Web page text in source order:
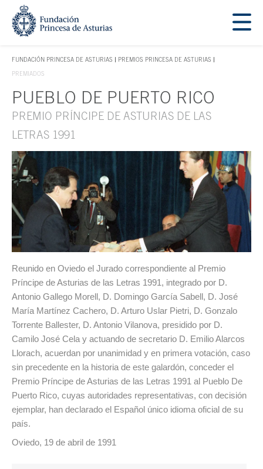
Saltar navegación. Ir directamente al contenido principal
FUNDACIÓN PRINCESA DE ASTURIAS
TECLA DE ACCESO 1
PREMIOS PRINCESA DE ASTURIAS
PREMIADOS
Contenido principal
PUEBLO DE PUERTO RICO
PREMIO PRÍNCIPE DE ASTURIAS DE LAS
LETRAS 1991
Reunido en Oviedo el Jurado correspondiente al Premio
Príncipe de Asturias de las Letras 1991, integrado por D.
Antonio Gallego Morell, D. Domingo García Sabell, D. José
María Martínez Cachero, D. Arturo Uslar Pietri, D. Gonzalo
Torrente Ballester, D. Antonio Vilanova, presidido por D.
Camilo José Cela y actuando de secretario D. Emilio Alarcos
Llorach, acuerdan por unanimidad y en primera votación, caso
sin precedente en la historia de este galardón, conceder el
Premio Príncipe de Asturias de las Letras 1991 al Pueblo De
Puerto Rico, cuyas autoridades representativas, con decisión
ejemplar, han declarado el Español único idioma oficial de su
país.
Oviedo, 19 de abril de 1991